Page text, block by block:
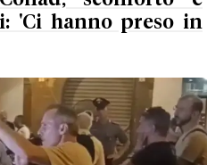
'Ci hanno preso in